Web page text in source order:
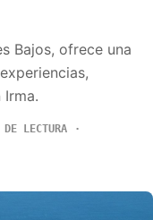
Bajos, ofrece una
LECTURA